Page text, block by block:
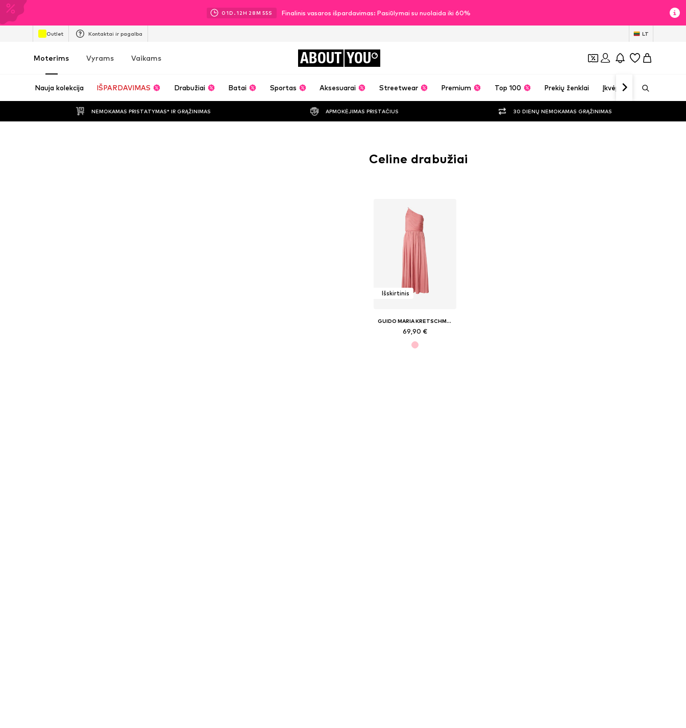
01D.12H 28M 54S Finalinis vasaros išpardavimas: Pasiūlymai su nuolaida iki 60%
Outlet Kontaktai ir pagalba LT
Moterims Vyrams Vaikams ABOUT YOU
Nauja kolekcija IŠPARDAVIMAS Drabužiai Batai Sportas Aksesuarai Streetwear Premium Top 100 Prekių ženklai Įkvėpimas
NEMOKAMAS PRISTATYMAS* IR GRĄŽINIMAS APMOKĖJIMAS PRISTAČIUS 30 DIENŲ NEMOKAMAS GRĄŽINIMAS
Celine drabužiai
Išskirtinis
GUIDO MARIA KRETSCHMER WOMEN
69,90 €